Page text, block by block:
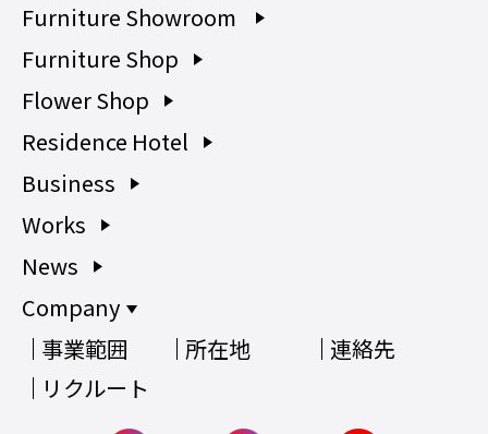
Furniture Showroom
Furniture Shop
Flower Shop
Residence Hotel
Business
Works
News
Company
事業範囲
所在地
連絡先
リクルート